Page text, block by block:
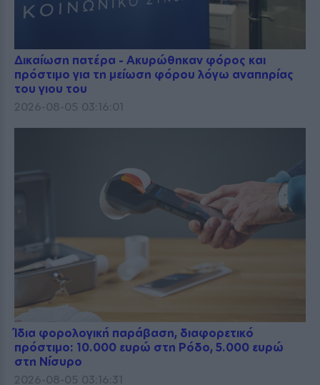
Δικαίωση πατέρα - Ακυρώθηκαν φόρος και
πρόστιμο για τη μείωση φόρου λόγω αναπηρίας
του γιου του
2026-08-05 03:16:01
Ίδια φορολογική παράβαση, διαφορετικό
πρόστιμο: 10.000 ευρώ στη Ρόδο, 5.000 ευρώ
στη Νίσυρο
2026-08-05 03:16:31